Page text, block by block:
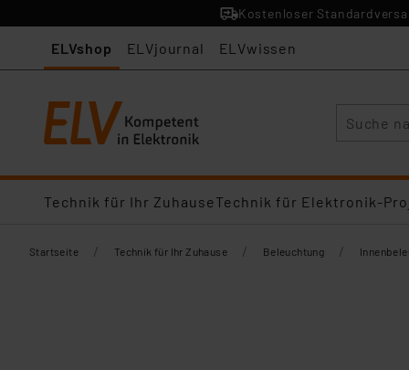
Kostenloser
ELVshop ELVjournal ELVwissen
Technik für Ihr ZuhauseTechnik für Elektronik-
Startseite / Technik für Ihr Zuhause / Beleuchtung /